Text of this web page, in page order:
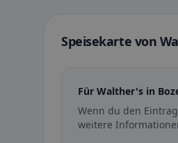
Speisekarte von
Für Walther's in
Wenn du den
weitere